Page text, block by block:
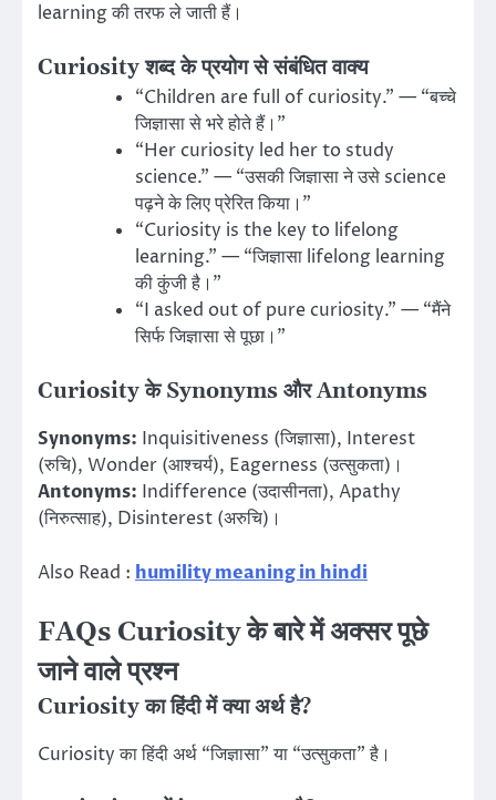
learning की तरफ ले जाती हैं।
Curiosity शब्द के प्रयोग से संबंधित वाक्य
“Children are full of curiosity.” — “बच्चे
जिज्ञासा से भरे होते हैं।”
“Her curiosity led her to study
science.” — “उसकी जिज्ञासा ने उसे science
पढ़ने के लिए प्रेरित किया।”
“Curiosity is the key to lifelong
learning.” — “जिज्ञासा lifelong learning
की कुंजी है।”
“I asked out of pure curiosity.” — “मैंने
सिर्फ जिज्ञासा से पूछा।”
Curiosity के Synonyms और Antonyms
Synonyms: Inquisitiveness (जिज्ञासा), Interest
(रुचि), Wonder (आश्चर्य), Eagerness (उत्सुकता)।
Antonyms: Indifference (उदासीनता), Apathy
(निरुत्साह), Disinterest (अरुचि)।
Also Read : humility meaning in hindi
FAQs Curiosity के बारे में अक्सर पूछे
जाने वाले प्रश्न
Curiosity का हिंदी में क्या अर्थ है?
Curiosity का हिंदी अर्थ “जिज्ञासा” या “उत्सुकता” है।